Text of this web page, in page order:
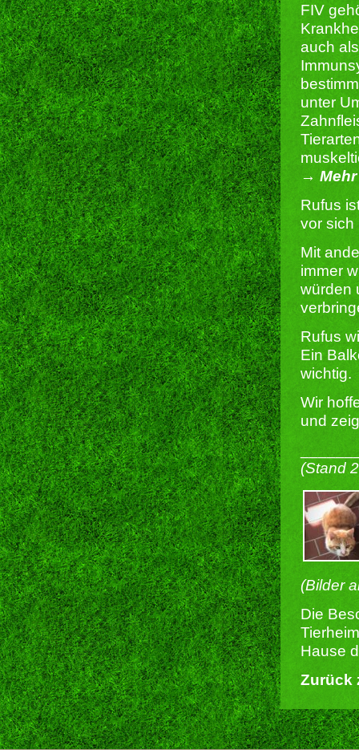
FIV
auch
unter
→ Mehr
Rufus
vor sich
Mit
immer
würden
Rufus
Ein
wichtig.
Wir
und
(Stand
(Bilder
Die
Hause
Zurück